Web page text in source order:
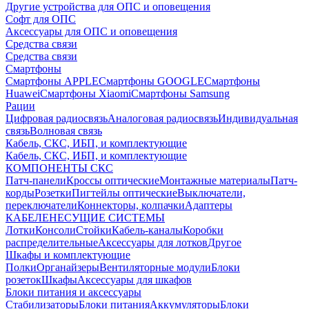
Другие устройства для ОПС и оповещения
Софт для ОПС
Аксессуары для ОПС и оповещения
Средства связи
Средства связи
Смартфоны
Смартфоны APPLEСмартфоны GOOGLEСмартфоны
HuaweiСмартфоны XiaomiСмартфоны Samsung
Рации
Цифровая радиосвязьАналоговая радиосвязьИндивидуальная
связьВолновая связь
Кабель, СКС, ИБП, и комплектующие
Кабель, СКС, ИБП, и комплектующие
КОМПОНЕНТЫ СКС
Патч-панелиКроссы оптическиеМонтажные материалыПатч-
кордыРозеткиПигтейлы оптическиеВыключатели,
переключателиКоннекторы, колпачкиАдаптеры
КАБЕЛЕНЕСУЩИЕ СИСТЕМЫ
ЛоткиКонсолиСтойкиКабель-каналыКоробки
распределительныеАксессуары для лотковДругое
Шкафы и комплектующие
ПолкиОрганайзерыВентиляторные модулиБлоки
розетокШкафыАксессуары для шкафов
Блоки питания и аксессуары
СтабилизаторыБлоки питанияАккумуляторыБлоки